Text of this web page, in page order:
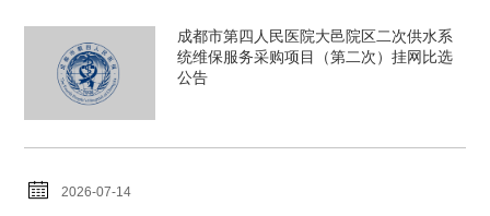
成都市第四人民医院大邑院区二次供水系
统维保服务采购项目（第二次）挂网比选
公告
2026-07-14